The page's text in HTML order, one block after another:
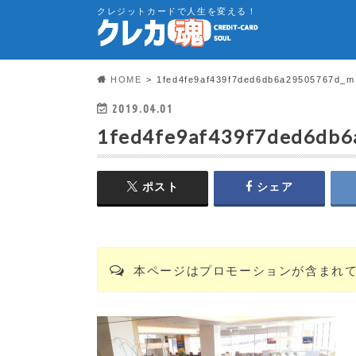
クレジットカードで人生を変える！
HOME 1fed4fe9af439f7ded6db6a29505767d_m
2019.04.01
ポスト シェア
本ページはプロモーションが含まれ